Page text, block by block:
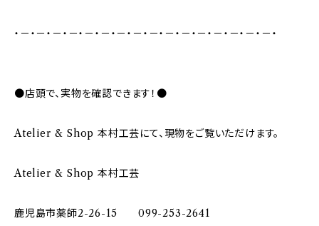
・－・－・－・－・－・－・－・－・－・－・－・－・－・－・－・－・
●店頭で、実物を確認できます！●
Atelier & Shop 本村工芸にて、現物をご覧いただけます。
Atelier & Shop 本村工芸
鹿児島市薬師2-26-15 099-253-2641